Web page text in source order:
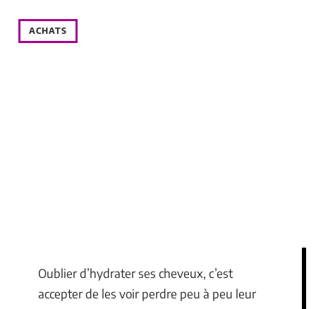
ACHATS
Oublier d’hydrater ses cheveux, c’est
accepter de les voir perdre peu à peu leur